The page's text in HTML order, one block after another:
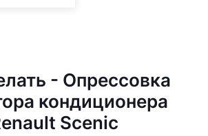
- Опрессовка
кондиционера
Scenic